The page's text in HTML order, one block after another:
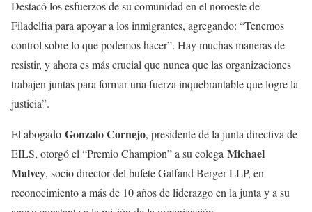
Destacó los esfuerzos de su comunidad en el noroeste de
Filadelfia para apoyar a los inmigrantes, agregando: “Tenemos
control sobre lo que podemos hacer”. Hay muchas maneras de
resistir, y ahora es más crucial que nunca que las organizaciones
trabajen juntas para formar una fuerza inquebrantable que logre la
justicia”.
El abogado Gonzalo Cornejo, presidente de la junta directiva de
EILS, otorgó el “Premio Champion” a su colega Michael
Malvey, socio director del bufete Galfand Berger LLP, en
reconocimiento a más de 10 años de liderazgo en la junta y a su